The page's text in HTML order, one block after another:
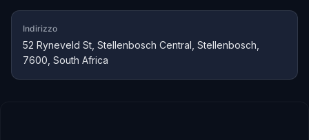
Indirizzo
52 Ryneveld St, Stellenbosch Central, Stellenbosch,
7600, South Africa